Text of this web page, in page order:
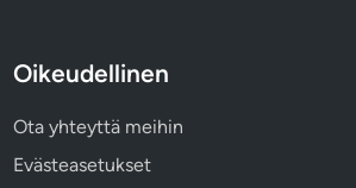
Oikeudellinen
Ota yhteyttä meihin
Evästeasetukset